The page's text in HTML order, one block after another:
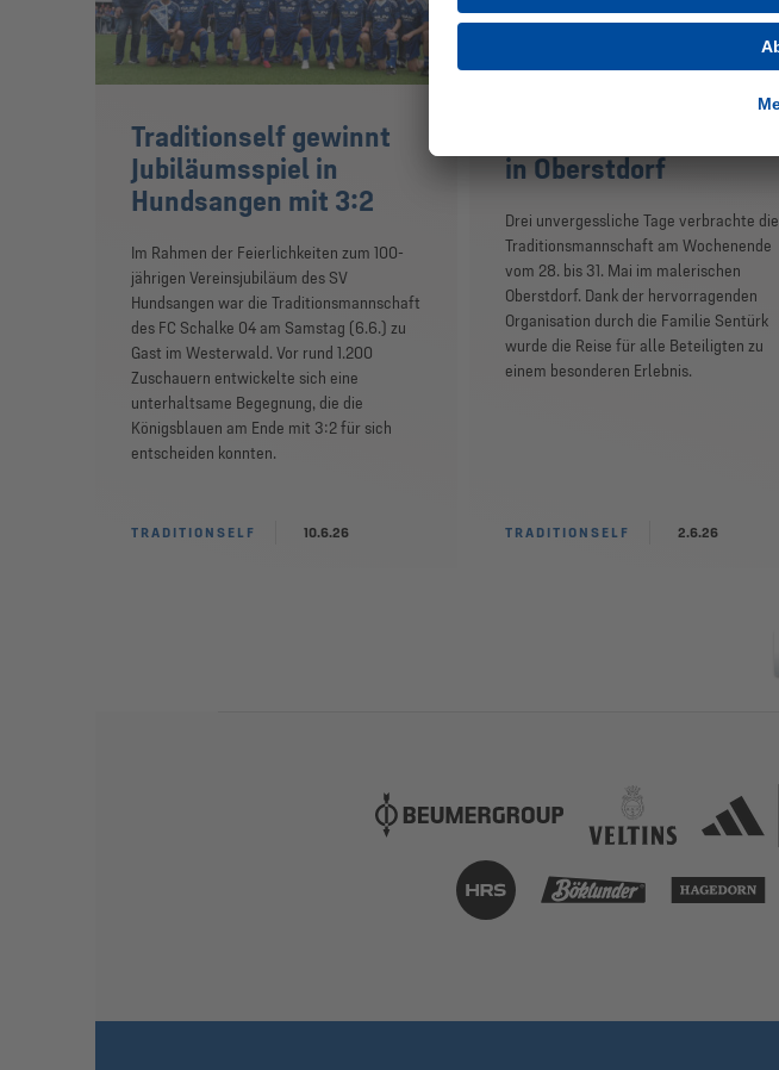
Traditionself gewinnt
Jubiläumsspiel in
Hundsangen mit 3:2
Im Rahmen der Feierlichkeiten zum 100-
jährigen Vereinsjubiläum des SV
Hundsangen war die Traditionsmannschaft
des FC Schalke 04 am Samstag (6.6.) zu
Gast im Westerwald. Vor rund 1.200
Zuschauern entwickelte sich eine
unterhaltsame Begegnung, die die
Königsblauen am Ende mit 3:2 für sich
entscheiden konnten.
TRADITIONSELF 10.6.26
in Oberstdorf
Drei unvergessliche Tage verbrachte die
Traditionsmannschaft am Wochenende
vom 28. bis 31. Mai im malerischen
Oberstdorf. Dank der hervorragenden
Organisation durch die Familie Sentürk
wurde die Reise für alle Beteiligten zu
einem besonderen Erlebnis.
TRADITIONSELF 2.6.26